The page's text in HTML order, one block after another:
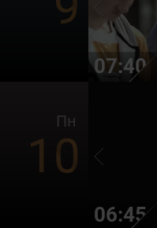
07:40
Пн
10
06:45